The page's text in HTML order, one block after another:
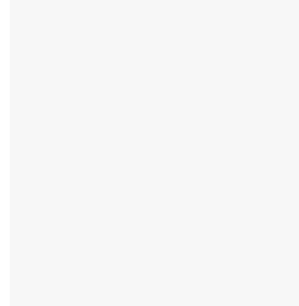
juga menjadi wadah untuk
ketaqwaan serta memiliki
sosial di sekitarnya," jelas
Dari Orang Tua Asuh Hingga
Rangkaian kegiatan Kampung
pembukaan dilanjutkan dengan
kepada empat belas orang tua
kelompok putra dan tujuh
langsung oleh Kelapa Desa